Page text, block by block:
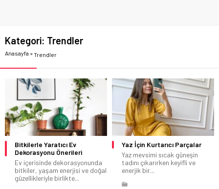
Kategori: Trendler
Anasayfa »Trendler
Bitkilerle Yaratıcı Ev
Dekorasyonu Önerileri
Ev içerisinde dekorasyonunda
bitkiler, yaşam enerjisi ve doğal
güzellikleriyle birlikte...
Yaz İçin Kurtarıcı Parçalar
Yaz mevsimi sıcak güneşin
tadını çıkarırken keyifli ve
enerjik bir...